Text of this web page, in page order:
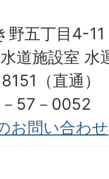
野五丁目4-11
道施設室 水
（直通）
57－0052
お問い合わせ